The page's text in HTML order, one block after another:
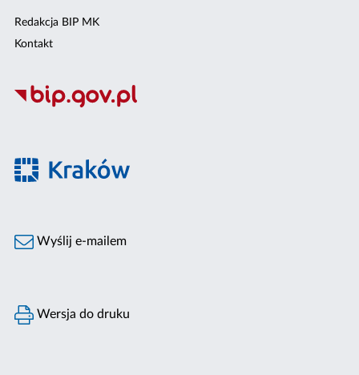
Redakcja BIP MK
Kontakt
Wyślij e-mailem
Wersja do druku